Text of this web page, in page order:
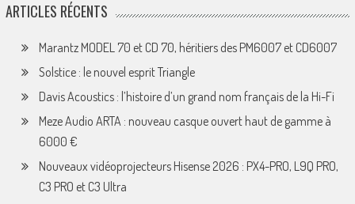
ARTICLES RÉCENTS
Marantz MODEL 70 et CD 70, héritiers des PM6007 et CD6007
Solstice : le nouvel esprit Triangle
Davis Acoustics : l’histoire d’un grand nom français de la Hi-Fi
Meze Audio ARTA : nouveau casque ouvert haut de gamme à
6000 €
Nouveaux vidéoprojecteurs Hisense 2026 : PX4-PRO, L9Q PRO,
C3 PRO et C3 Ultra